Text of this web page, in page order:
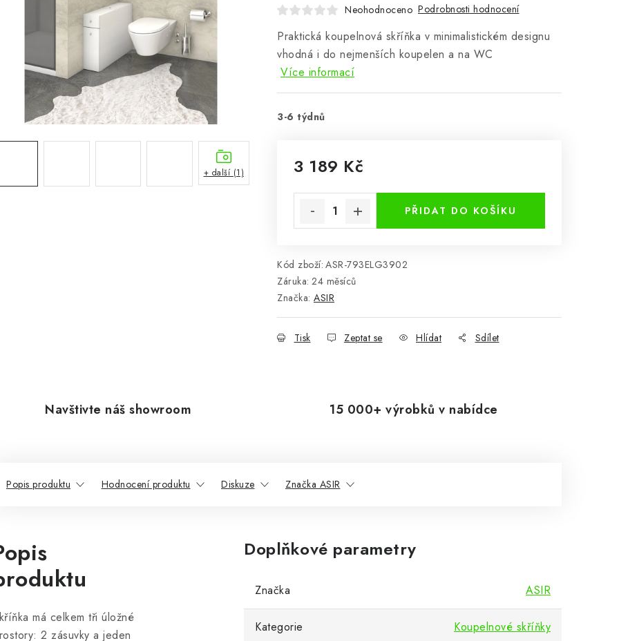
Neohodnoceno Podrobnosti hodnocení
Praktická koupelnová skříňka v minimalistickém designu
vhodná i do nejmenších koupelen a na WC
Více informací
3-6 týdnů
3 189 Kč
PŘIDAT DO KOŠÍKU
Kód zboží: ASR-793ELG3902
Záruka: 24 měsíců
Značka: ASIR
Tisk Zeptat se Hlídat Sdílet
+ další (1)
Navštivte náš showroom 15 000+ výrobků v nabídce
Popis produktu Hodnocení produktu Diskuze Značka ASIR
má celkem tři úložné
2 zásuvky a jeden
Doplňkové parametry
Značka ASIR
Kategorie Koupelnové skříňky